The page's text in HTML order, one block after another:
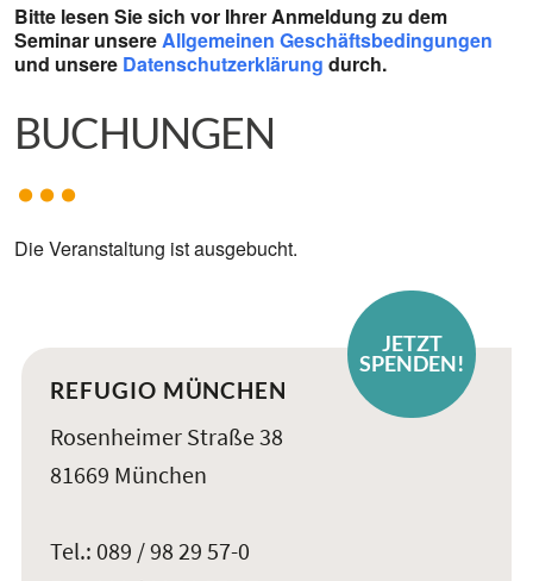
Bitte lesen Sie sich vor Ihrer Anmeldung zu dem
Seminar unsere Allgemeinen Geschäftsbedingungen
und unsere Datenschutzerklärung durch.
BUCHUNGEN
Die Veranstaltung ist ausgebucht.
JETZT
SPENDEN!
REFUGIO MÜNCHEN
Rosenheimer Straße 38
81669 München
Tel.: 089 / 98 29 57-0